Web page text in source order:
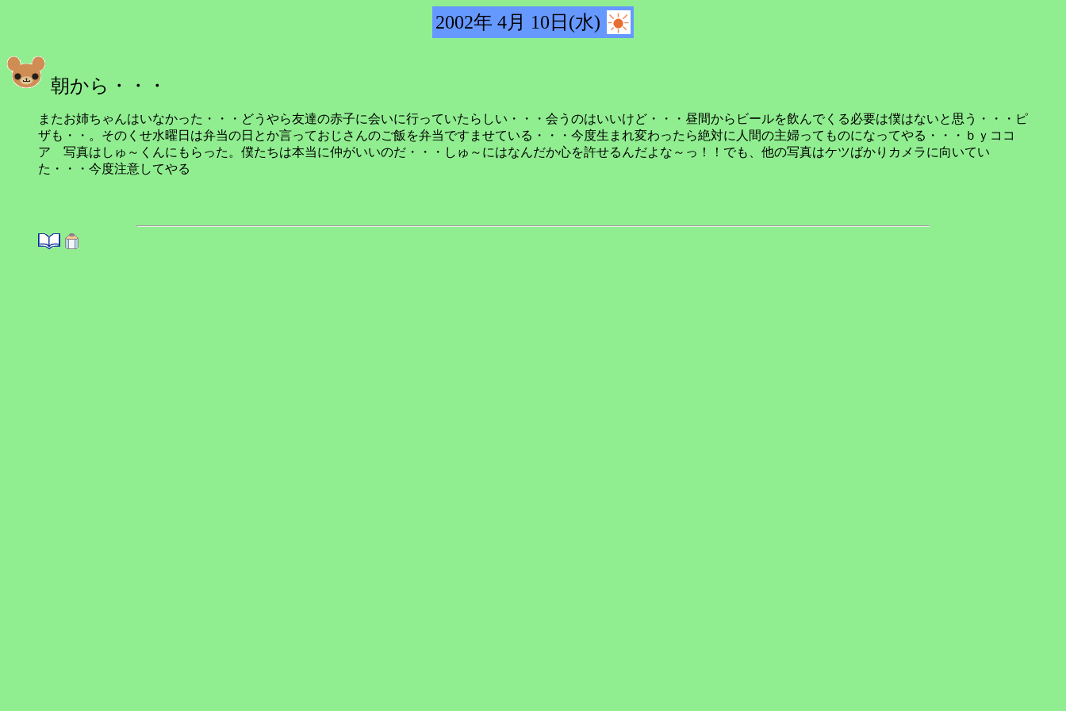
2002年 4月 10日(水)
朝から・・・
またお姉ちゃんはいなかった・・・どうやら友達の赤子に会いに行っていたらしい・・・会うのはいいけど・・・昼間からビールを飲んでくる必要は僕はないと思う・・・ピ
ザも・・。そのくせ水曜日は弁当の日とか言っておじさんのご飯を弁当ですませている・・・今度生まれ変わったら絶対に人間の主婦ってものになってやる・・・ｂｙココ
ア 写真はしゅ～くんにもらった。僕たちは本当に仲がいいのだ・・・しゅ～にはなんだか心を許せるんだよな～っ！！でも、他の写真はケツばかりカメラに向いてい
た・・・今度注意してやる